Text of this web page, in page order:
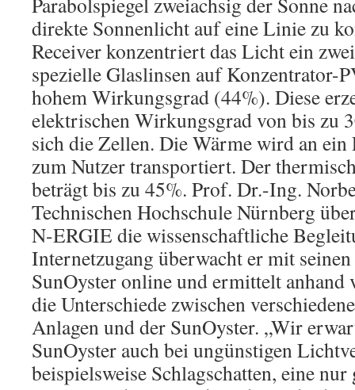
direkte Sonnenlicht auf eine Linie zu
Receiver konzentriert das Licht ein
spezielle Glaslinsen auf Konzentrator-
hohem Wirkungsgrad (44%). Diese
elektrischen Wirkungsgrad von bis zu
sich die Zellen. Die Wärme wird an ein
zum Nutzer transportiert. Der
beträgt bis zu 45%. Prof. Dr.-Ing.
Technischen Hochschule Nürnberg
N-ERGIE die wissenschaftliche
Internetzugang überwacht er mit
SunOyster online und ermittelt anhand
die Unterschiede zwischen
Anlagen und der SunOyster. „Wir
SunOyster auch bei ungünstigen
beispielsweise Schlagschatten, eine